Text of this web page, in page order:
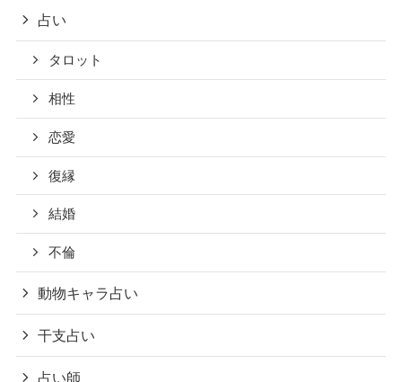
占い
タロット
相性
恋愛
復縁
結婚
不倫
動物キャラ占い
干支占い
占い師